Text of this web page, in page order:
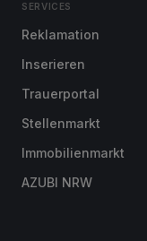
SERVICES
Reklamation
Inserieren
Trauerportal
Stellenmarkt
Immobilienmarkt
AZUBI NRW